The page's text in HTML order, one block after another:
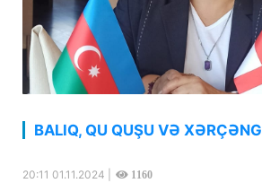
BALIQ, QU QUŞU VƏ XƏRÇƏNG
20:11 01.11.2024 | 1160